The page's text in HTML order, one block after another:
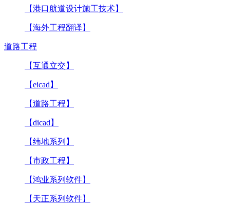
【港口航道设计施工技术】
【海外工程翻译】
道路工程
【互通立交】
【eicad】
【道路工程】
【dicad】
【纬地系列】
【市政工程】
【鸿业系列软件】
【天正系列软件】